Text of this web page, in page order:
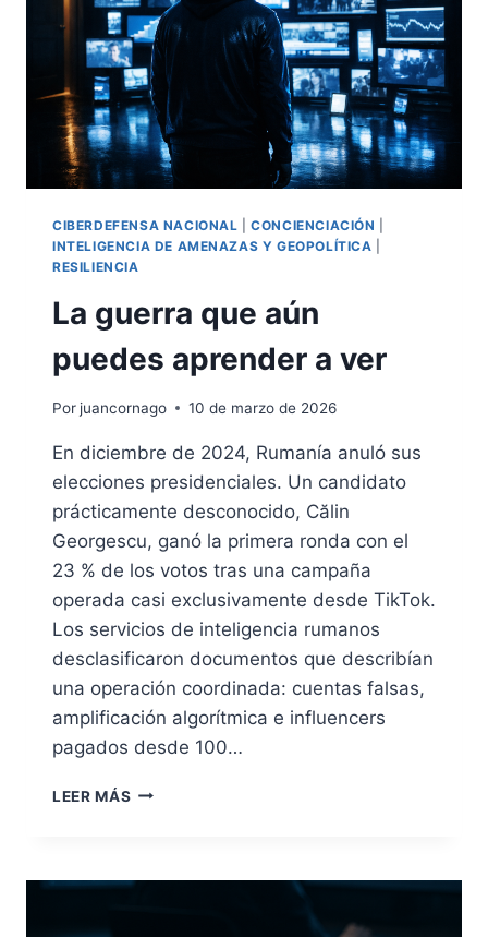
CON
SEÑAL
DETECTABLE
CIBERDEFENSA NACIONAL |CONCIENCIACIÓN
INTELIGENCIA DE AMENAZAS Y GEOPOLÍTICA
RESILIENCIA
La guerra que aún
puedes aprender a ver
Por juancornago 10 de marzo de 2026
En diciembre de 2024, Rumanía anuló sus
elecciones presidenciales. Un candidato
prácticamente desconocido, Călin
Georgescu, ganó la primera ronda con el
23 % de los votos tras una campaña
operada casi exclusivamente desde TikTok.
Los servicios de inteligencia rumanos
desclasificaron documentos que describían
una operación coordinada: cuentas falsas,
amplificación algorítmica e influencers
pagados desde 100…
LEER MÁS LA
PUEDES